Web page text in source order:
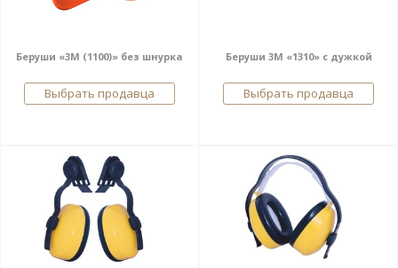
Беруши «3М (1100)» без шнурка
Выбрать продавца
Беруши 3М «1310» с дужкой
Выбрать продавца